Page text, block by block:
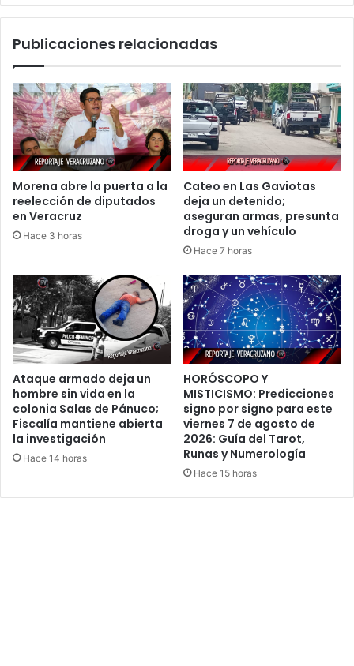
Publicaciones relacionadas
Morena abre la puerta a la
reelección de diputados
en Veracruz
Hace 3 horas
Cateo en Las Gaviotas
deja un detenido;
aseguran armas, presunta
droga y un vehículo
Hace 7 horas
Ataque armado deja un
hombre sin vida en la
colonia Salas de Pánuco;
Fiscalía mantiene abierta
la investigación
Hace 14 horas
HORÓSCOPO Y
MISTICISMO: Predicciones
signo por signo para este
viernes 7 de agosto de
2026: Guía del Tarot,
Runas y Numerología
Hace 15 horas